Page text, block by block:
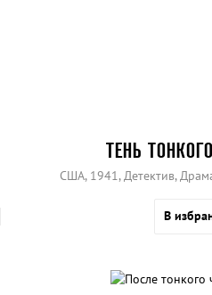
ТЕНЬ
США, 1941, Детектив,
В